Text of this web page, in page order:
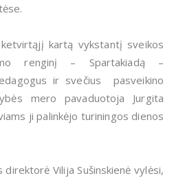
kartą vykstantį sveikos
renginį – Spartakiadą –
ir svečius pasveikino
mero pavaduotoja Jurgita
ji palinkėjo turiningos dienos
Vilija Sušinskienė vylėsi,